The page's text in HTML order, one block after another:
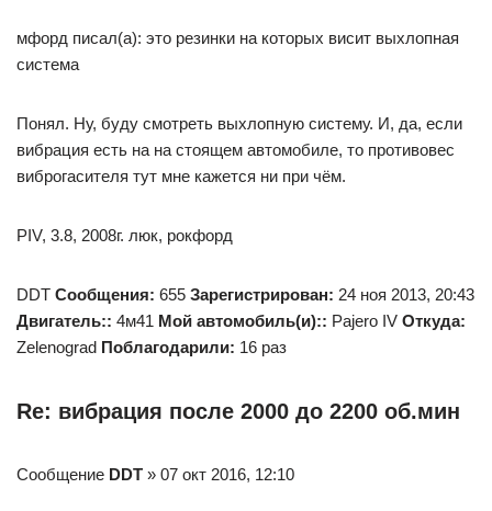
мфорд писал(а): это резинки на которых висит выхлопная
система
Понял. Ну, буду смотреть выхлопную систему. И, да, если
вибрация есть на на стоящем автомобиле, то противовес
виброгасителя тут мне кажется ни при чём.
PIV, 3.8, 2008г. люк, рокфорд
DDT Сообщения: 655 Зарегистрирован: 24 ноя 2013, 20:43
Двигатель:: 4м41 Мой автомобиль(и):: Pajero IV Откуда:
Zelenograd Поблагодарили: 16 раз
Re: вибрация после 2000 до 2200 об.мин
Сообщение DDT » 07 окт 2016, 12:10